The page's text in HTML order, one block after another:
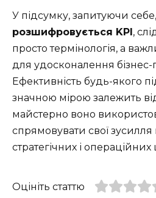
У підсумку, запитуючи себе,
розшифровується KPI ,
просто термінологія, а
для удосконалення бізнес-
Ефективність будь-якого
значною мірою залежить
майстерно воно
спрямовувати свої
стратегічних і операційних
Оцініть статтю